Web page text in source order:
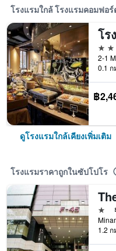
โรงแรมใกล้ โรงแรมคอมฟอ
3 ด
0.1 ก
฿
ดูโรงแรมใกล้เคียงเพิ่มเติม
โรงแรมราคาถูกในซัปโปโร
1 ด
1.2 ก